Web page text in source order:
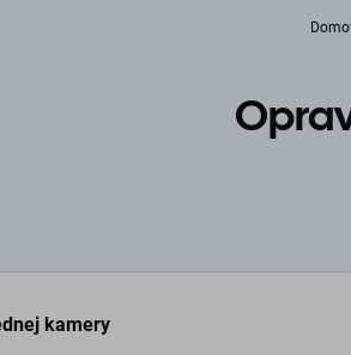
kamery